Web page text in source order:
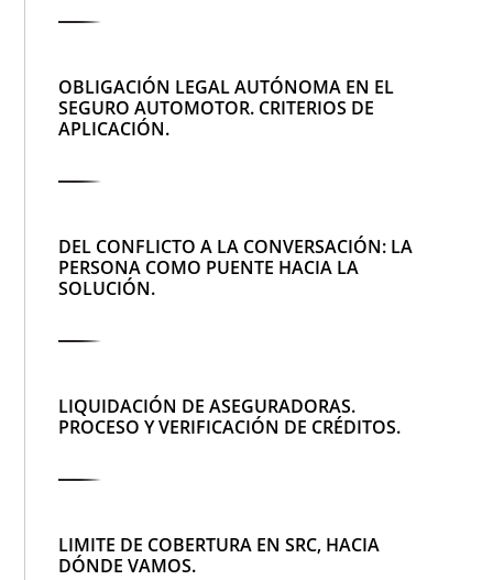
OBLIGACIÓN LEGAL AUTÓNOMA EN EL
SEGURO AUTOMOTOR. CRITERIOS DE
APLICACIÓN.
DEL CONFLICTO A LA CONVERSACIÓN: LA
PERSONA COMO PUENTE HACIA LA
SOLUCIÓN.
LIQUIDACIÓN DE ASEGURADORAS.
PROCESO Y VERIFICACIÓN DE CRÉDITOS.
LIMITE DE COBERTURA EN SRC, HACIA
DÓNDE VAMOS.